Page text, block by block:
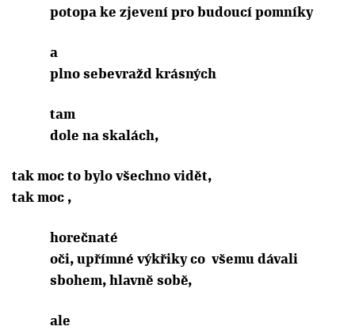
potopa ke zjevení pro budoucí pomníky
a
plno sebevražd krásných
tam
dole na skalách,
tak moc to bylo všechno vidět,
tak moc ,
horečnaté
oči, upřímné výkřiky co všemu dávali
sbohem, hlavně sobě,
ale